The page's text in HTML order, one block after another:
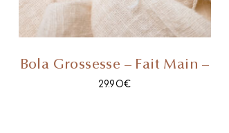
Bola Grossesse – Fait Main –
29.90€